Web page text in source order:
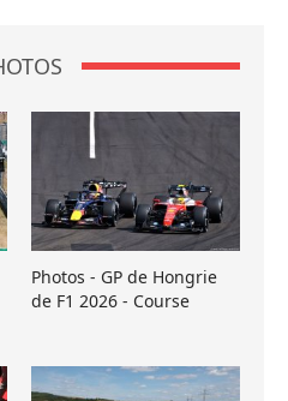
Photos - GP de Hongrie
de F1 2026 - Course